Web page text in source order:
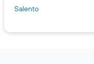
Salento